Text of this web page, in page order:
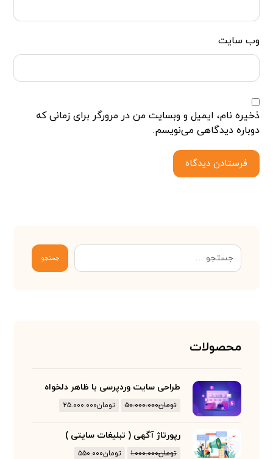
وب‌ سایت
ذخیره نام، ایمیل و وبسایت من در مرورگر برای زمانی که
دوباره دیدگاهی می‌نویسم.
فرستادن دیدگاه
جستجو
محصولات
طراحی سایت وردپرسی با ظاهر دلخواه
تومان۵۰.۰۰۰.۰۰۰ تومان۲۵.۰۰۰.۰۰۰
رپورتاژ آگهی ( تبلیغات سایتی )
تومان۱.۰۰۰.۰۰۰ تومان۵۵۰.۰۰۰